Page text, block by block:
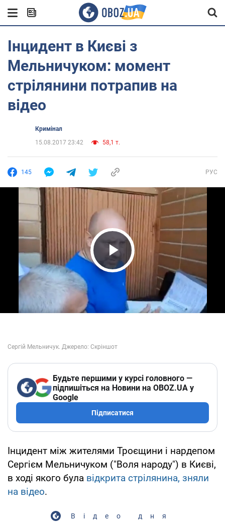
Інцидент в Києві з
Мельничуком: момент
стрілянини потрапив на
відео
Кримінал
15.08.2017 23:42
58,1 т.
145 РУС
Play Video
Будьте першими у курсі головного —
підпишіться на Новини на OBOZ.UA у
Google
Підписатися
Інцидент між жителями Троєщини і нардепом
Сергієм Мельничуком ("Воля народу") в Києві,
в ході якого була відкрита стрілянина, зняли
на відео.
Відео дня